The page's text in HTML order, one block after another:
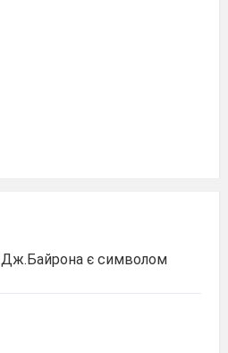
Дж.Байрона є символом